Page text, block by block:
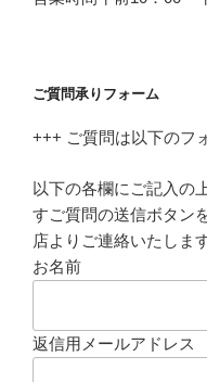
ご質問承りフォーム
+++ ご質問は以下のフ
以下の各欄にご記入の
すご質問の送信ボタン
店よりご連絡いたします
お名前
返信用メールアドレス